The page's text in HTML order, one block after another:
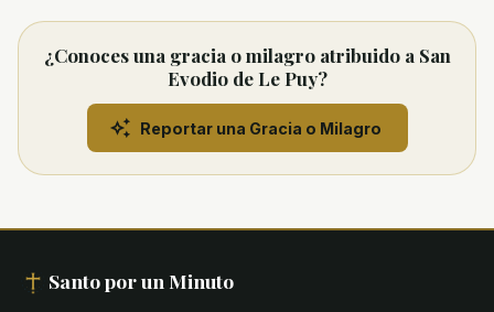
¿Conoces una gracia o milagro atribuido a San
Evodio de Le Puy?
Reportar una Gracia o Milagro
Santo por un Minuto